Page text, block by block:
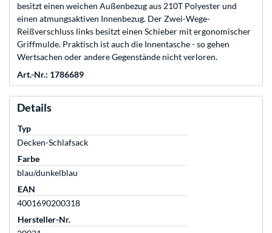
besitzt einen weichen Außenbezug aus 210T Polyester und
einen atmungsaktiven Innenbezug. Der Zwei-Wege-
Reißverschluss links besitzt einen Schieber mit ergonomischer
Griffmulde. Praktisch ist auch die Innentasche - so gehen
Wertsachen oder andere Gegenstände nicht verloren.
Art.-Nr.: 1786689
Details
Typ
Decken-Schlafsack
Farbe
blau/dunkelblau
EAN
4001690200318
Hersteller-Nr.